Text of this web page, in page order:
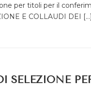
per titoli per il
E COLLAUDI DEI […]
SELEZIONE